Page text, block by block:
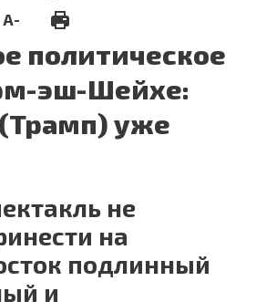
A-
политическое
эш-Шейхе:
уже
не
на
подлинный
и